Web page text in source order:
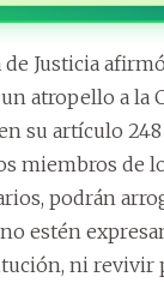
Justicia
un atropello a la
su artículo 248
miembros de
podrán
estén
ni revivir